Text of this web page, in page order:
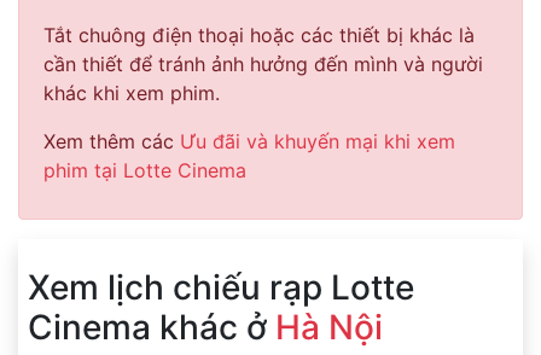
Tắt chuông điện thoại hoặc các thiết bị khác là
cần thiết để tránh ảnh hưởng đến mình và người
khác khi xem phim.
Xem thêm các Ưu đãi và khuyến mại khi xem
phim tại Lotte Cinema
Xem lịch chiếu rạp Lotte
Cinema khác ở Hà Nội